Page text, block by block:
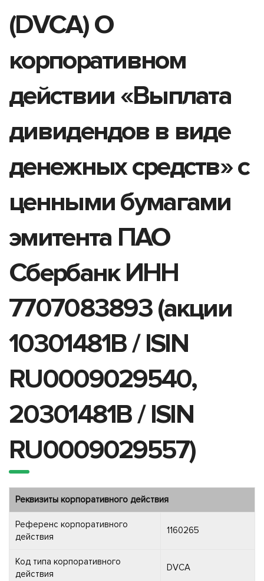
(DVCA) О
корпоративном
действии «Выплата
дивидендов в виде
денежных средств» с
ценными бумагами
эмитента ПАО
Сбербанк ИНН
7707083893 (акции
10301481B / ISIN
RU0009029540,
20301481B / ISIN
RU0009029557)
Реквизиты корпоративного действия
Референс корпоративного
действия
1160265
Код типа корпоративного
действия
DVCA